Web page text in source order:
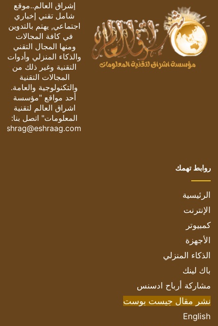
إشراق العالم..موقع
شامل تقني إخباري
اجتماعي, يهتم بالتدوين
في كافة المجالات
ومنها المجال التقني
والذكاء المنزلي وأدوات
التقنية وغير ذلك من
المجالات التقنية
والتكنولوجية والعامة.
أحد مواقع "مؤسسة
اشراق العالم لتقنية
المعلومات" اتصل بنا:
eshrag@eshraag.com
روابط تهمك
الرئيسية
الإنترنت
كمبيوتر
الأجهزة
الذكاء المنزلي
باك لينك
مشاركة أرباح ادسنس
نشر مقال جيست بوست
English